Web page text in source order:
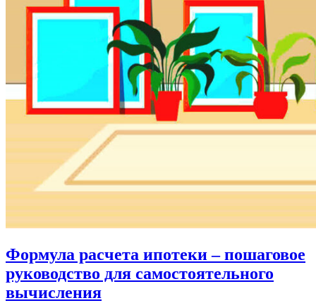
Формула расчета ипотеки – пошаговое
руководство для самостоятельного
вычисления